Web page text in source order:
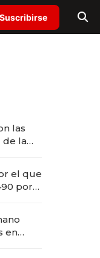
Suscribirse
las
de la
el que
por
en